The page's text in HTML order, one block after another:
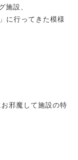
施設、
に行ってきた模様
邪魔して施設の特